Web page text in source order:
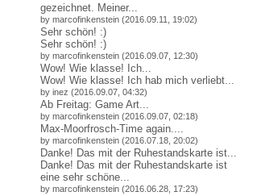
gezeichnet. Meiner...
by marcofinkenstein (2016.09.11, 19:02)
Sehr schön! :)
Sehr schön! :)
by marcofinkenstein (2016.09.07, 12:30)
Wow! Wie klasse! Ich...
Wow! Wie klasse! Ich hab mich verliebt...
by inez (2016.09.07, 04:32)
Ab Freitag: Game Art...
by marcofinkenstein (2016.09.07, 02:18)
Max-Moorfrosch-Time again....
by marcofinkenstein (2016.07.18, 20:02)
Danke! Das mit der Ruhestandskarte ist...
Danke! Das mit der Ruhestandskarte ist
eine sehr schöne...
by marcofinkenstein (2016.06.28, 17:23)